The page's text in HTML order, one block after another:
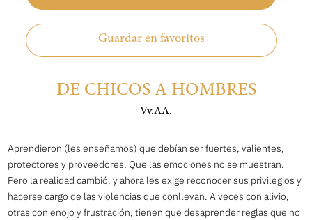
Guardar en favoritos
DE CHICOS A HOMBRES
Vv.AA.
Aprendieron (les enseñamos) que debían ser fuertes, valientes,
protectores y proveedores. Que las emociones no se muestran.
Pero la realidad cambió, y ahora les exige reconocer sus privilegios y
hacerse cargo de las violencias que conllevan. A veces con alivio,
otras con enojo y frustración, tienen que desaprender reglas que no